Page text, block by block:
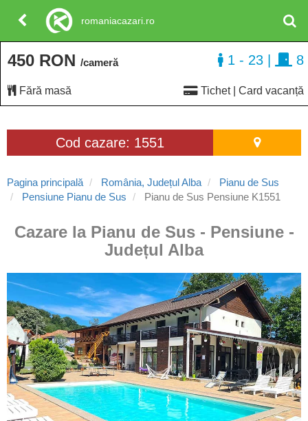
Cod cazare: 1551
Pagina principală România, Județul Alba
Pianu de Sus
Pensiune Pianu de Sus
Pianu de Sus Pensiune K1551
Cazare la Pianu de Sus - Pensiune -
Județul Alba
450 RON /cameră
Fără masă Tichet | Card vacanță
1 - 23 8
romaniacazari.ro